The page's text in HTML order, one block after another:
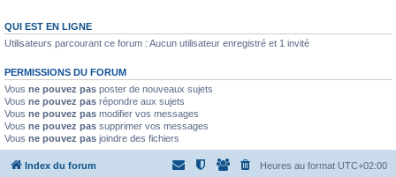
QUI EST EN LIGNE
Utilisateurs parcourant ce forum : Aucun utilisateur enregistré et 1 invité
PERMISSIONS DU FORUM
Vous ne pouvez pas poster de nouveaux sujets
Vous ne pouvez pas répondre aux sujets
Vous ne pouvez pas modifier vos messages
Vous ne pouvez pas supprimer vos messages
Vous ne pouvez pas joindre des fichiers
Index du forum Heures au format UTC+02:00